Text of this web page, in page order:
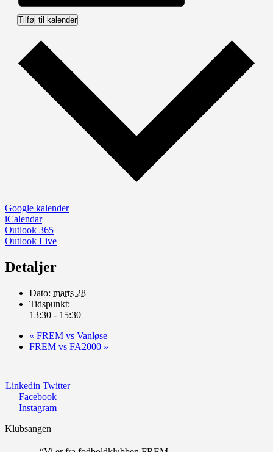
Tilføj til kalender
Google kalender
iCalendar
Outlook 365
Outlook Live
Detaljer
Dato: marts 28
Tidspunkt:
13:30 - 15:30
« FREM vs Vanløse
FREM vs FA2000 »
Linkedin Twitter
Facebook
Instagram
Klubsangen